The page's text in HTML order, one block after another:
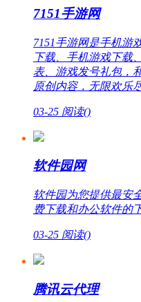
7151手游网
7151手游网是手机游
下载、手机游戏下载
表、游戏发号礼包，
原创内容，无限欢乐
03-25 阅读()
软件园网
软件园为您提供最安
费下载和办公软件的
03-25 阅读()
腾讯云代理